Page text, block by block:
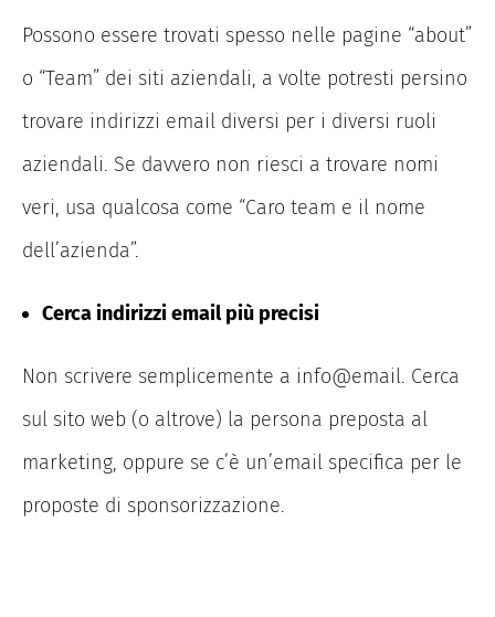
Possono essere trovati spesso nelle pagine “about”
o “Team” dei siti aziendali, a volte potresti persino
trovare indirizzi email diversi per i diversi ruoli
aziendali. Se davvero non riesci a trovare nomi
veri, usa qualcosa come “Caro team e il nome
dell’azienda”.
Cerca indirizzi email più precisi
Non scrivere semplicemente a info@email. Cerca
sul sito web (o altrove) la persona preposta al
marketing, oppure se c’è un’email specifica per le
proposte di sponsorizzazione.